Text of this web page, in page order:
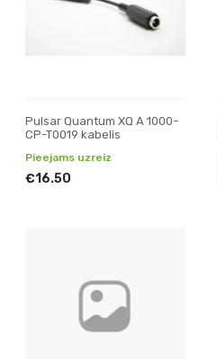
Pulsar Quantum XQ A 1000-
CP-T0019 kabelis
Pieejams uzreiz
€16.50